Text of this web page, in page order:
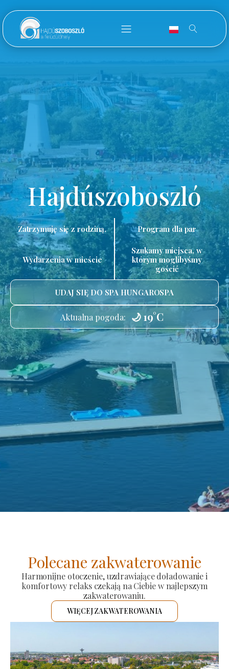
Hajdúszoboszló
Zatrzymuję się z rodziną. Program dla par
Wydarzenia w mieście
Szukamy miejsca, w
którym moglibyśmy
gościć
UDAJ SIĘ DO SPA HUNGAROSPA
Aktualna pogoda: 🌙 19°C
Polecane zakwaterowanie
Harmonijne otoczenie, uzdrawiające doładowanie i
komfortowy relaks czekają na Ciebie w najlepszym
zakwaterowaniu.
WIĘCEJ ZAKWATEROWANIA